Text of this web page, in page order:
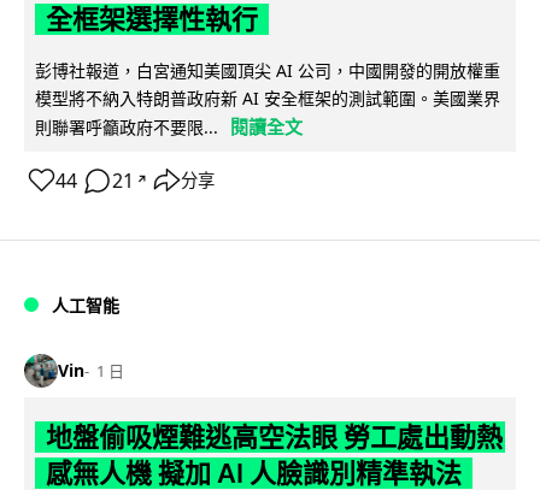
全框架選擇性執行
彭博社報道，白宮通知美國頂尖 AI 公司，中國開發的開放權重
模型將不納入特朗普政府新 AI 安全框架的測試範圍。美國業界
則聯署呼籲政府不要限...
閱讀全文
44 21 ↗ 分享
人工智能
Vin 1 日
地盤偷吸煙難逃高空法眼 勞工處出動熱
感無人機 擬加 AI 人臉識別精準執法